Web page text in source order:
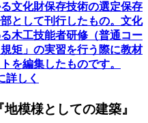
文化財保存技術の選定保存
として刊行したもの。文化
木工技能者研修（普通コー
矩」の実習を行う際に教材
を編集したものです。
しく
模様としての建築』